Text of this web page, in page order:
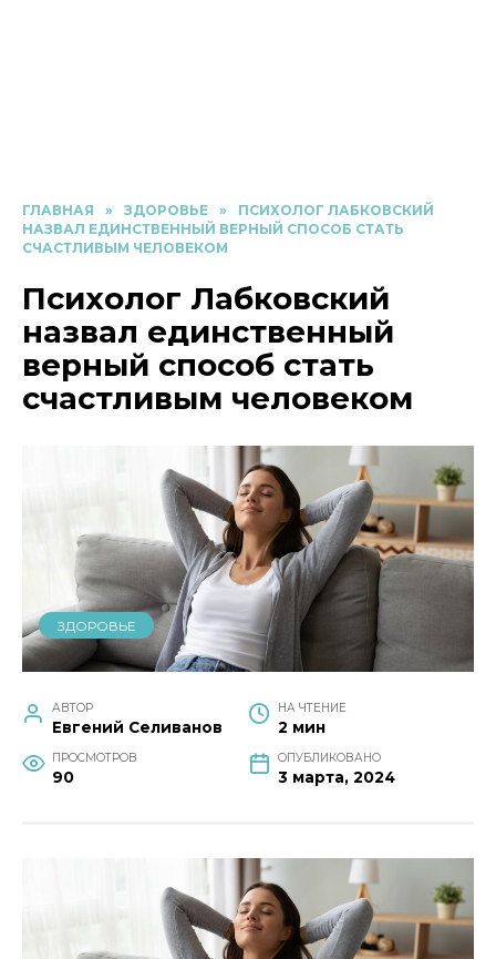
ГЛАВНАЯ » ЗДОРОВЬЕ »
ПСИХОЛОГ ЛАБКОВСКИЙ
НАЗВАЛ ЕДИНСТВЕННЫЙ ВЕРНЫЙ СПОСОБ СТАТЬ
СЧАСТЛИВЫМ ЧЕЛОВЕКОМ
Психолог Лабковский
назвал единственный
верный способ стать
счастливым человеком
ЗДОРОВЬЕ
АВТОР
Евгений Селиванов
НА ЧТЕНИЕ
2 мин
ПРОСМОТРОВ
90
ОПУБЛИКОВАНО
3 марта, 2024